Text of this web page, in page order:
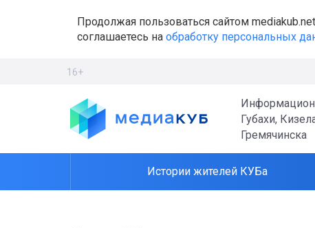
Продолжая пользоваться сайтом
соглашаетесь на обработку персональных
16+
Губахи,
Гремячинска
Истории жителей КУБа